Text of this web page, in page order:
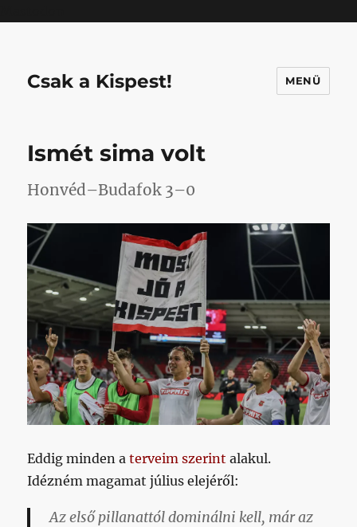
Csak a Kispest! MENÜ
Ismét sima volt
Honvéd–Budafok 3–0
Eddig minden aterveim szerint alakul.
Idézném magamat július elejéről:
Az első pillanattól dominálni kell, már az